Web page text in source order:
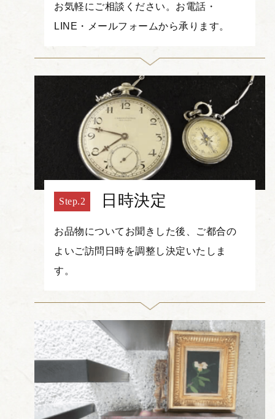
お気軽にご相談ください。お電話・
LINE・メールフォームから承ります。
日時決定
お品物についてお聞きした後、ご都合の
よいご訪問日時を調整し決定いたしま
す。